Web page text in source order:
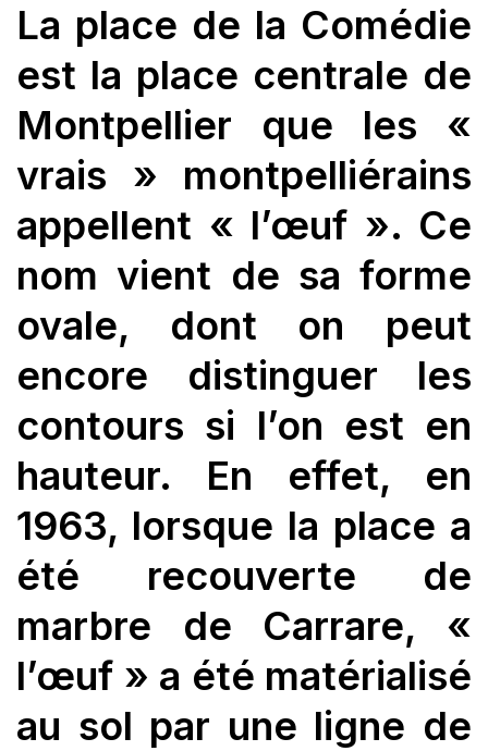
La place de la Comédie
est la place centrale de
Montpellier que les «
vrais » montpelliérains
appellent « l’œuf ». Ce
nom vient de sa forme
ovale, dont on peut
encore distinguer les
contours si l’on est en
hauteur. En effet, en
1963, lorsque la place a
été recouverte de
marbre de Carrare, «
l’œuf » a été matérialisé
au sol par une ligne de